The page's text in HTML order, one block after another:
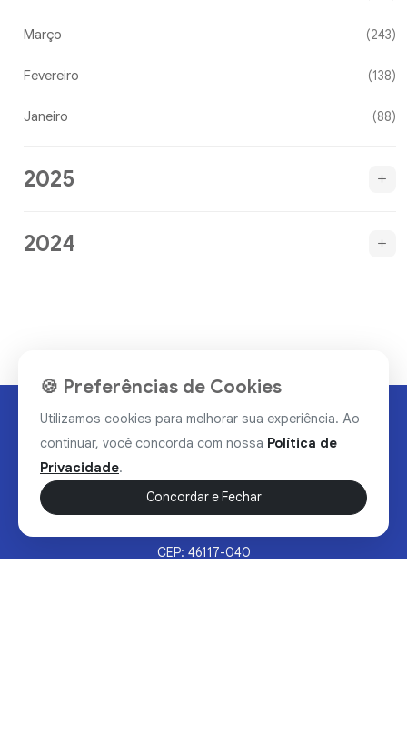
Março (243)
Fevereiro (138)
Janeiro (88)
2025
2024
CEP: 46117-040
🍪 Preferências de Cookies
Utilizamos cookies para melhorar sua experiência. Ao
continuar, você concorda com nossa Política de
Privacidade.
Concordar e Fechar